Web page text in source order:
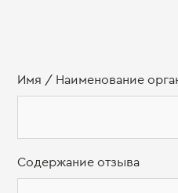
Имя / Наименование
Содержание отзыва